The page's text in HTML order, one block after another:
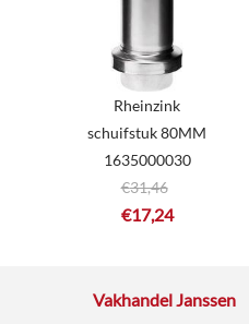
Rheinzink
schuifstuk 80MM
1635000030
€31,46
€17,24
Vakhandel Janssen